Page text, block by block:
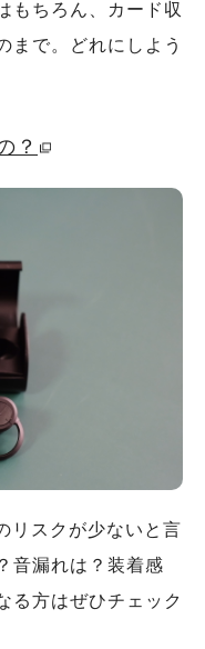
もちろん、カード収
まで。どれにしよう
？
リスクが少ないと言
音漏れは？装着感
る方はぜひチェック